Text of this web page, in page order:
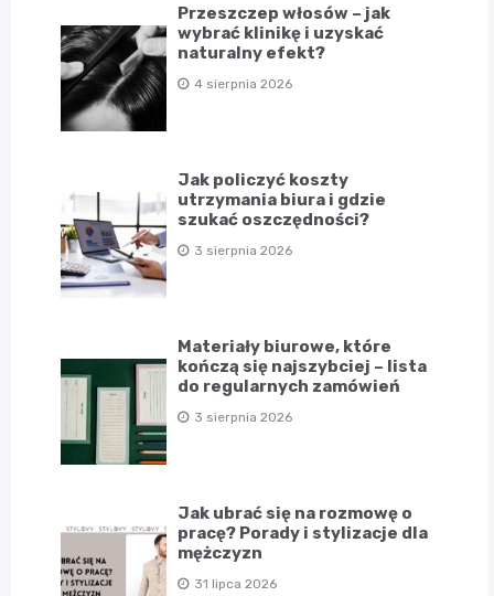
Przeszczep włosów – jak
wybrać klinikę i uzyskać
naturalny efekt?
4 sierpnia 2026
Jak policzyć koszty
utrzymania biura i gdzie
szukać oszczędności?
3 sierpnia 2026
Materiały biurowe, które
kończą się najszybciej – lista
do regularnych zamówień
3 sierpnia 2026
Jak ubrać się na rozmowę o
pracę? Porady i stylizacje dla
mężczyzn
31 lipca 2026